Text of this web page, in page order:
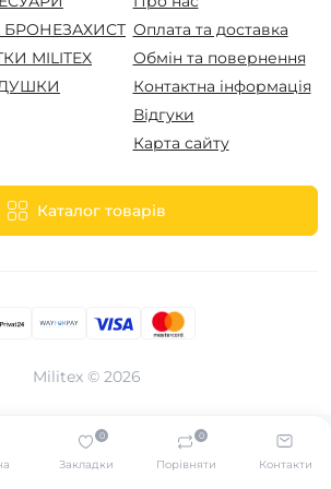
Закладки
0
Порівняти
0
Контакти
: Перевірена міцність у
умовах.
: Підходить для
стрільців і тактичних
комунікації в будь-яких
MILITEX
Оплата та доставка
Обмін та повернення
Контактна інформація
Відгуки
Карта сайту
Каталог товарів
Militex © 2026